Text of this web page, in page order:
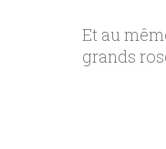
Et au
grands